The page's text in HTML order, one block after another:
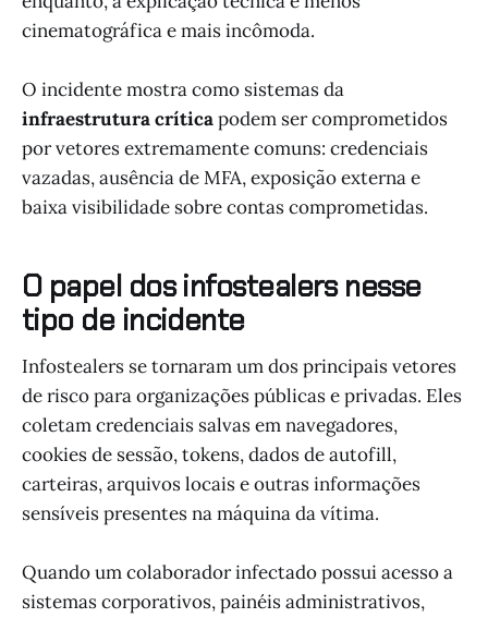
cinematográfica e mais incômoda.
O incidente mostra como sistemas da
infraestrutura críticapodem ser comprometidos
por vetores extremamente comuns: credenciais
vazadas, ausência de MFA, exposição externa e
baixa visibilidade sobre contas comprometidas.
O papel dos infostealers nesse
tipo de incidente
Infostealers se tornaram um dos principais vetores
de risco para organizações públicas e privadas. Eles
coletam credenciais salvas em navegadores,
cookies de sessão, tokens, dados de autofill,
carteiras, arquivos locais e outras informações
sensíveis presentes na máquina da vítima.
Quando um colaborador infectado possui acesso a
sistemas corporativos, painéis administrativos,